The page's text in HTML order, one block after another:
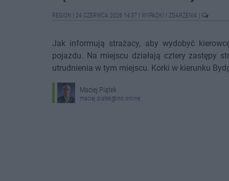
REGION 24 CZERWCA 2026 14:37 WYPADKI I ZDARZENIA
Jak informują strażacy, aby wydobyć
pojazdu. Na miejscu działają cztery zastępy
utrudnienia w tym miejscu. Korki w kierunku
Maciej Piątek
maciej.piatek@ino.online